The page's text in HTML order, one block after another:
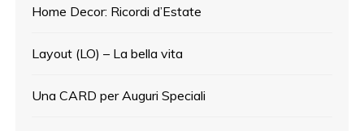
Home Decor: Ricordi d’Estate
Layout (LO) – La bella vita
Una CARD per Auguri Speciali